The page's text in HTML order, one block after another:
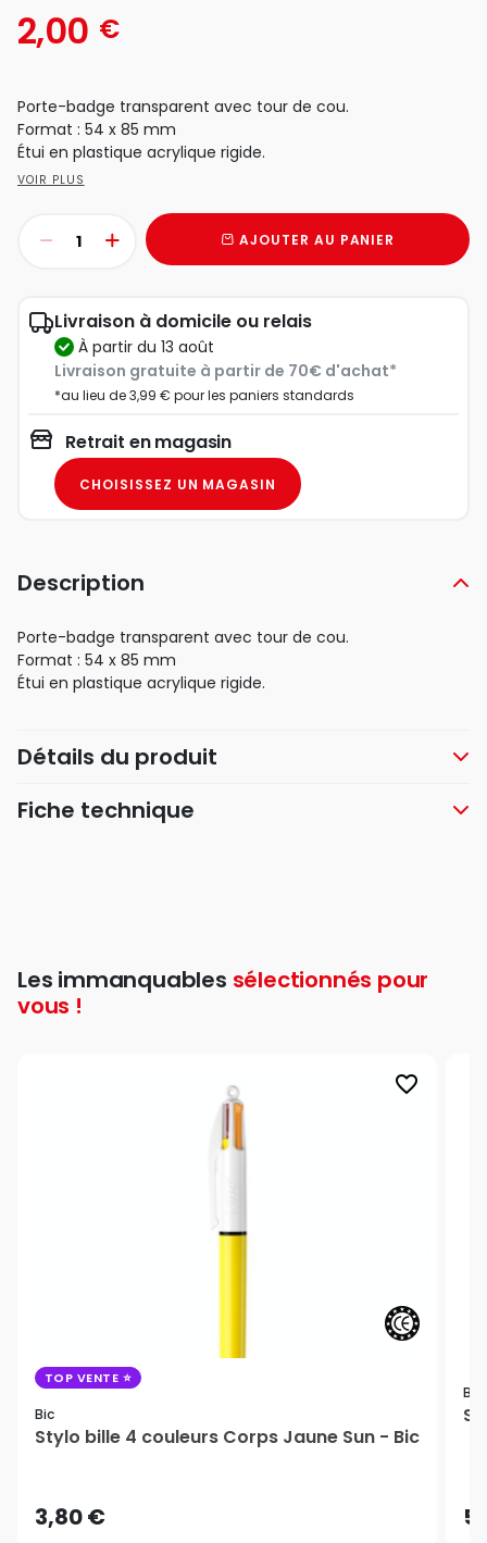
2,00 €
Porte-badge transparent avec tour de cou.
Format : 54 x 85 mm
Étui en plastique acrylique rigide.
VOIR PLUS
AJOUTER AU PANIER
Livraison à domicile ou relais
à partir du 13 août
Livraison gratuite à partir de 70€ d'achat*
*au lieu de 3,99 € pour les paniers standards
Retrait en magasin
CHOISISSEZ UN MAGASIN
Description
Porte-badge transparent avec tour de cou.
Format : 54 x 85 mm
Étui en plastique acrylique rigide.
Détails du produit
Fiche technique
Les immanquables sélectionnés pour
vous !
favorite_border
TOP VENTE
Bic
Stylo bille 4 couleurs Corps Jaune Sun - Bic
3,80 €
Bic